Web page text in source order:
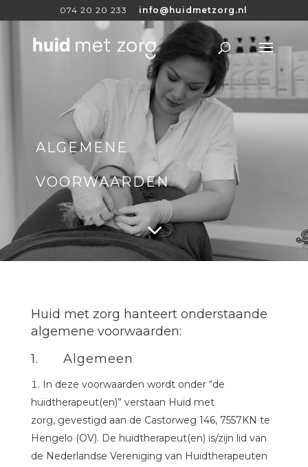
074 20 20 233 info@huidmetzorg.nl
ALGEMENE
VOORWAARDEN
3
Huid met zorg hanteert onderstaande
algemene voorwaarden:
1. Algemeen
In deze voorwaarden wordt onder “de
huidtherapeut(en)” verstaan Huid met
zorg, gevestigd aan de Castorweg 146, 7557KN te
Hengelo (OV). De huidtherapeut(en) is/zijn lid van
de Nederlandse Vereniging van Huidtherapeuten